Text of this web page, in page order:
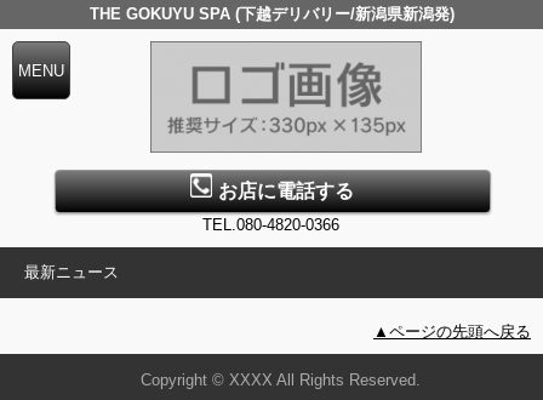
THE GOKUYU SPA (下越デリバリー/新潟県新潟発)
お店に電話する
TEL.080-4820-0366
最新ニュース
▲ページの先頭へ戻る
Copyright © XXXX All Rights Reserved.